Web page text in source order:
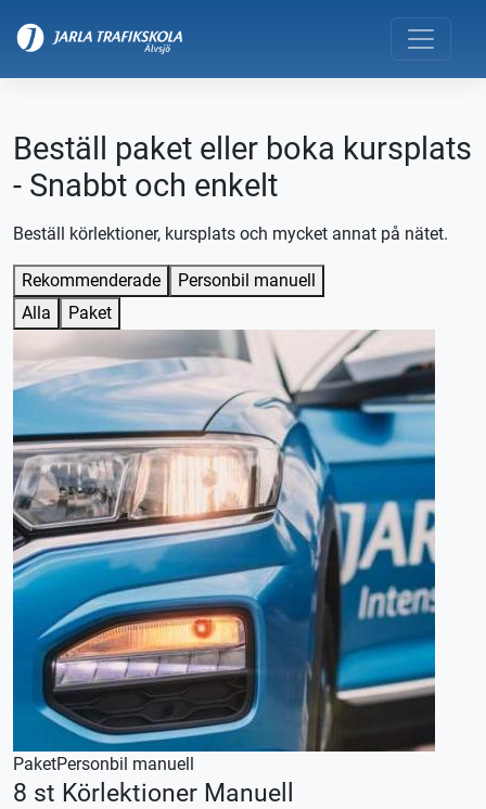
Beställ paket eller boka kursplats
- Snabbt och enkelt
Beställ körlektioner, kursplats och mycket annat på nätet.
Rekommenderade
Personbil manuell
Alla
Paket
PaketPersonbil manuell
8 st Körlektioner Manuell